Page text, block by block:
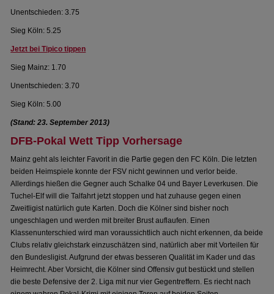
Unentschieden: 3.75
Sieg Köln: 5.25
Jetzt bei Tipico tippen
Sieg Mainz: 1.70
Unentschieden: 3.70
Sieg Köln: 5.00
(Stand: 23. September 2013)
DFB-Pokal Wett Tipp Vorhersage
Mainz geht als leichter Favorit in die Partie gegen den FC Köln. Die letzten
beiden Heimspiele konnte der FSV nicht gewinnen und verlor beide.
Allerdings hießen die Gegner auch Schalke 04 und Bayer Leverkusen. Die
Tuchel-Elf will die Talfahrt jetzt stoppen und hat zuhause gegen einen
Zweitligist natürlich gute Karten. Doch die Kölner sind bisher noch
ungeschlagen und werden mit breiter Brust auflaufen. Einen
Klassenunterschied wird man voraussichtlich auch nicht erkennen, da beide
Clubs relativ gleichstark einzuschätzen sind, natürlich aber mit Vorteilen für
den Bundesligist. Aufgrund der etwas besseren Qualität im Kader und das
Heimrecht. Aber Vorsicht, die Kölner sind Offensiv gut bestückt und stellen
die beste Defensive der 2. Liga mit nur vier Gegentreffern. Es riecht nach